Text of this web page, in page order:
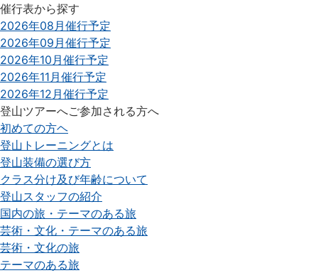
催行表から探す
2026年08月催行予定
2026年09月催行予定
2026年10月催行予定
2026年11月催行予定
2026年12月催行予定
登山ツアーへご参加される方へ
初めての方ヘ
登山トレーニングとは
登山装備の選び方
クラス分け及び年齢について
登山スタッフの紹介
国内の旅・テーマのある旅
芸術・文化・テーマのある旅
芸術・文化の旅
テーマのある旅